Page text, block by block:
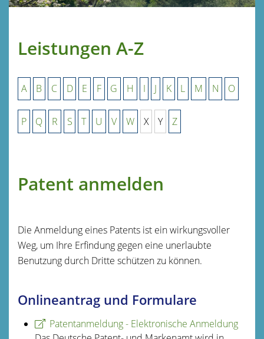
Leistungen A-Z
A B C D E F G H I J K L M N O
P Q R S T U V W X Y Z
Patent anmelden
Die Anmeldung eines Patents ist ein wirkungsvoller
Weg, um Ihre Erfindung gegen eine unerlaubte
Benutzung durch Dritte schützen zu können.
Onlineantrag und Formulare
Patentanmeldung - Elektronische Anmeldung